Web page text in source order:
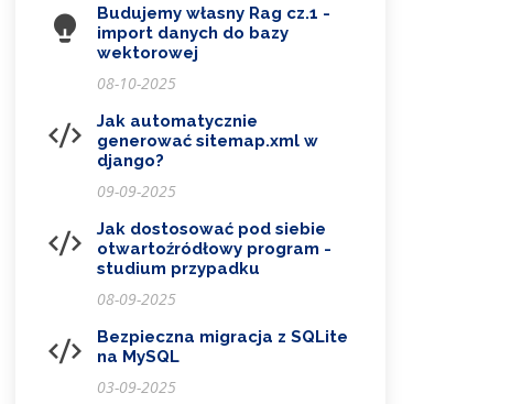
Budujemy własny Rag cz.1 -
import danych do bazy
wektorowej
08-10-2025
Jak automatycznie
generować sitemap.xml w
django?
09-09-2025
Jak dostosować pod siebie
otwartoźródłowy program -
studium przypadku
08-09-2025
Bezpieczna migracja z SQLite
na MySQL
03-09-2025